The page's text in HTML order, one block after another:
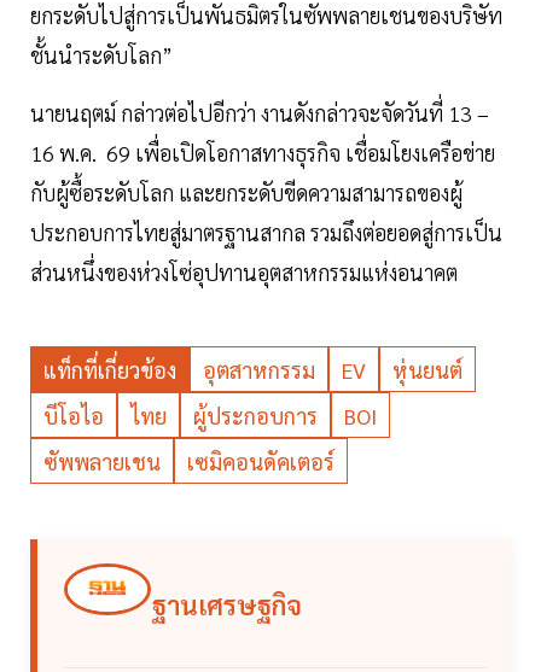
ยกระดับไปสู่การเป็นพันธมิตรในซัพพลายเชนของบริษัท
ชั้นนำระดับโลก”
นายนฤตม์ กล่าวต่อไปอีกว่า งานดังกล่าวจะจัดวันที่ 13 –
16 พ.ค. 69 เพื่อเปิดโอกาสทางธุรกิจ เชื่อมโยงเครือข่าย
กับผู้ซื้อระดับโลก และยกระดับขีดความสามารถของผู้
ประกอบการไทยสู่มาตรฐานสากล รวมถึงต่อยอดสู่การเป็น
ส่วนหนึ่งของห่วงโซ่อุปทานอุตสาหกรรมแห่งอนาคต
แท็กที่เกี่ยวข้อง อุตสาหกรรม EV
หุ่นยนต์
บีโอไอ
ไทย ผู้ประกอบการ
BOI
ซัพพลายเชน
เซมิคอนดัคเตอร์
ฐานเศรษฐกิจ